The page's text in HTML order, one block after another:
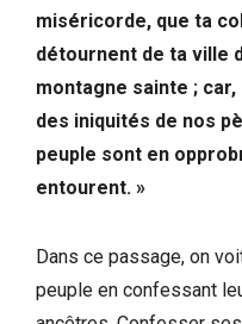
miséricorde, que ta
détournent de ta ville
montagne sainte ;
des iniquités de nos
peuple sont en
entourent. »
Dans ce passage, on
peuple en confessant